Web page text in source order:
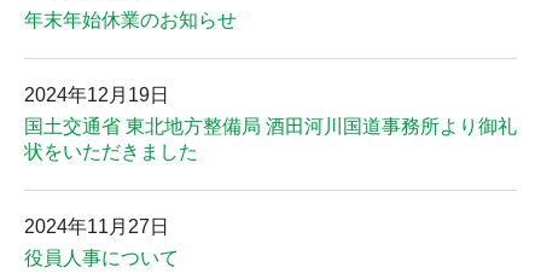
年末年始休業のお知らせ
2024年12月19日
国土交通省 東北地方整備局 酒田河川国道事務所より御礼
状をいただきました
2024年11月27日
役員人事について